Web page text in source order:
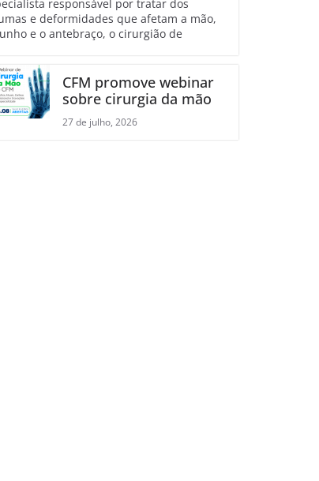
responsável por tratar dos
e deformidades que afetam a mão,
e o antebraço, o cirurgião de
CFM promove webinar
sobre cirurgia da mão
27 de julho, 2026